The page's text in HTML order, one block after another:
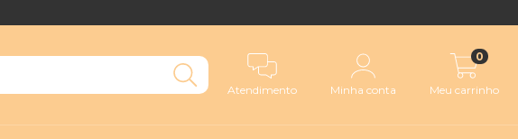
Atendimento Minha conta Meu carrinho
0